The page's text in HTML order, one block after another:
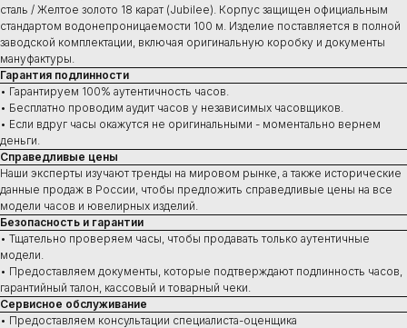
сталь / Желтое золото 18 карат (Jubilee). Корпус защищен официальным
стандартом водонепроницаемости 100 м. Изделие поставляется в полной
заводской комплектации, включая оригинальную коробку и документы
мануфактуры.
Гарантия подлинности
• Гарантируем 100% аутентичность часов.
• Бесплатно проводим аудит часов у независимых часовщиков.
• Если вдруг часы окажутся не оригинальными - моментально вернем
деньги.
Справедливые цены
Наши эксперты изучают тренды на мировом рынке, а также исторические
данные продаж в России, чтобы предложить справедливые цены на все
модели часов и ювелирных изделий.
Безопасность и гарантии
• Тщательно проверяем часы, чтобы продавать только аутентичные
модели.
• Предоставляем документы, которые подтверждают подлинность часов,
гарантийный талон, кассовый и товарный чеки.
Сервисное обслуживание
• Предоставляем консультации специалиста-оценщика
Купить
Швейцарские часы
В наличии в Москве
Часы под заказ
Новинки
Ювелирные изделия